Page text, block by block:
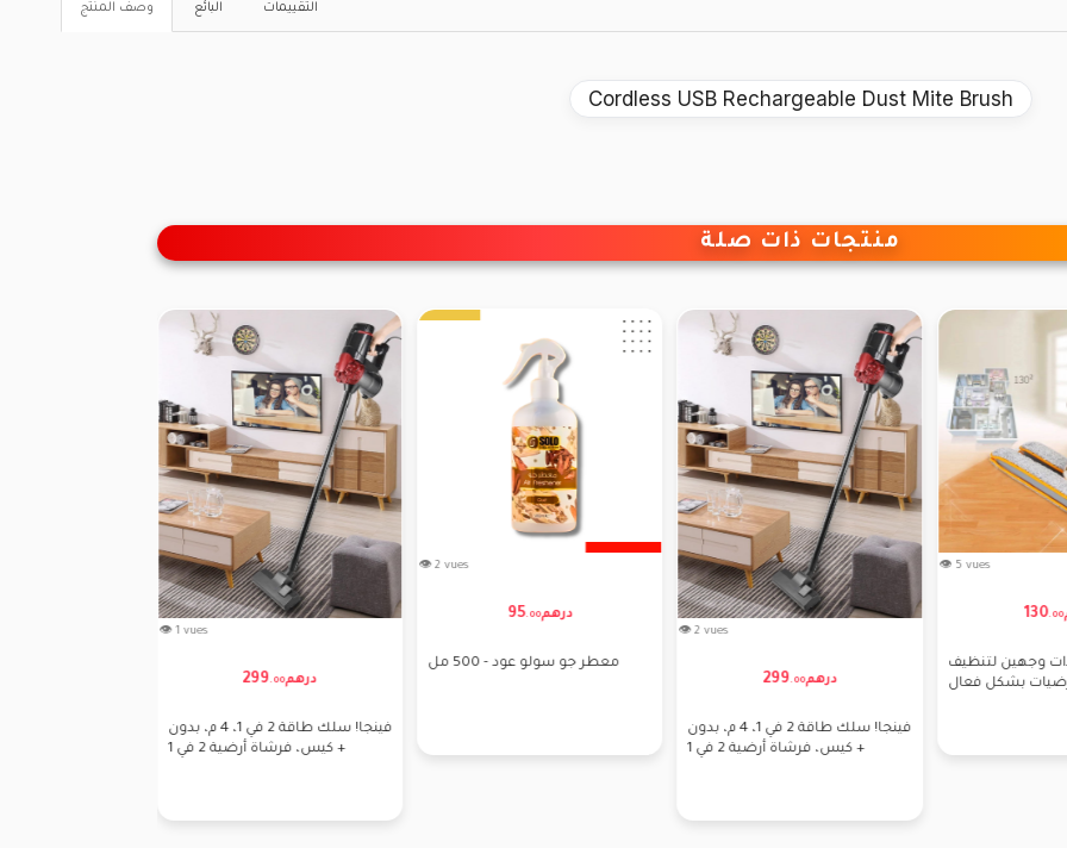
وصف المنتج البائع التقييمات
Cordless USB Rechargeable Dust Mite Brush
منتجات ذات صلة
👁 1 vues
299.00درهم
فينجا! سلك طاقة 2 في 1، 4 م، بدون
كيس، فرشاة أرضية 2 في 1 +
👁 2 vues
95.00درهم
معطر جو سولو عود - 500 مل
👁 2 vues
299.00درهم
فينجا! سلك طاقة 2 في 1، 4 م، بدون
كيس، فرشاة أرضية 2 في 1 +
👁 5 vues
130.00
وجهين لتنظيف
بشكل فعال